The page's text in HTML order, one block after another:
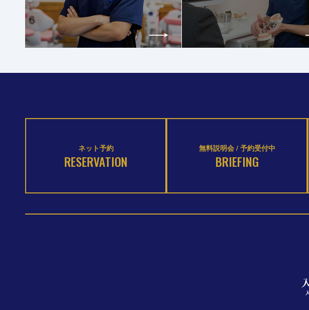
ネット予約
RESERVATION
無料説明会 / 予約受付中
BRIEFING